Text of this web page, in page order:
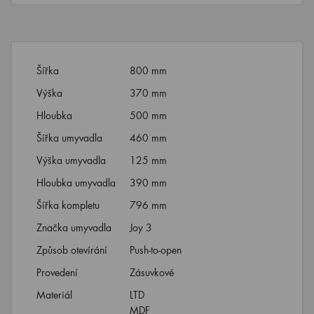
Šířka
800 mm
Výška
370 mm
Hloubka
500 mm
Šířka umyvadla
460 mm
Výška umyvadla
125 mm
Hloubka umyvadla
390 mm
Šířka kompletu
796 mm
Značka umyvadla
Joy 3
Způsob otevírání
Push-to-open
Provedení
Zásuvkové
Materiál
LTD
MDF